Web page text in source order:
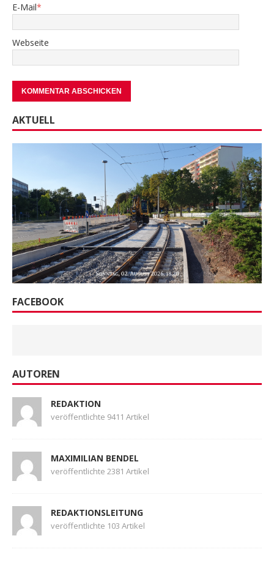
E-Mail*
Webseite
AKTUELL
FACEBOOK
AUTOREN
REDAKTION
veröffentlichte 9411 Artikel
MAXIMILIAN BENDEL
veröffentlichte 2381 Artikel
REDAKTIONSLEITUNG
veröffentlichte 103 Artikel